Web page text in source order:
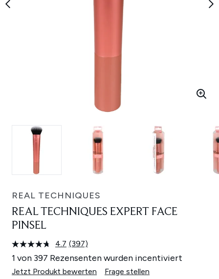
REAL TECHNIQUES
REAL TECHNIQUES EXPERT FACE
PINSEL
4.7 397
Bewertungen
lesen.
Link
(397)
1 von 397 Rezensenten wurden incentiviert
Jetzt Produkt bewerten Frage stellen